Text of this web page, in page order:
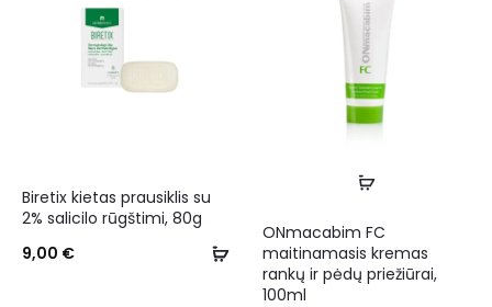
Biretix kietas prausiklis su
2% salicilo rūgštimi, 80g
9,00 €
ONmacabim FC
maitinamasis kremas
rankų ir pėdų priežiūrai,
100ml